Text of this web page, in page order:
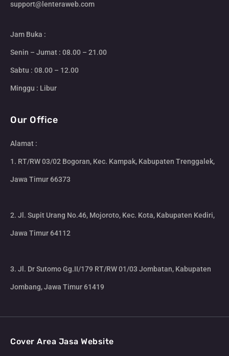
support@lenteraweb.com
Jam Buka :
Senin – Jumat : 08.00 – 21.00
Sabtu : 08.00 – 12.00
Minggu : Libur
Our Office
Alamat :
1. RT/RW 03/02 Bogoran, Kec. Kampak, Kabupaten Trenggalek,
Jawa Timur 66373
2. Jl. Supit Urang No.46, Mojoroto, Kec. Kota, Kabupaten Kediri,
Jawa Timur 64112
3. Jl. Dr Sutomo Gg.II/179 RT/RW 01/03 Jombatan, Kabupaten
Jombang, Jawa Timur 61419
Cover Area Jasa Website